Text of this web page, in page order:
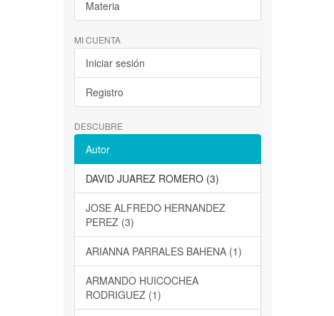
Materia
MI CUENTA
Iniciar sesión
Registro
DESCUBRE
Autor
DAVID JUAREZ ROMERO (3)
JOSE ALFREDO HERNANDEZ
PEREZ (3)
ARIANNA PARRALES BAHENA (1)
ARMANDO HUICOCHEA
RODRIGUEZ (1)